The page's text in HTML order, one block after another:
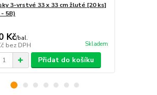
3-vrstvé 33 x 33 cm žluté [20 ks]
- 5B)
Kč/bal.
bez DPH Skladem
Přidat do košíku